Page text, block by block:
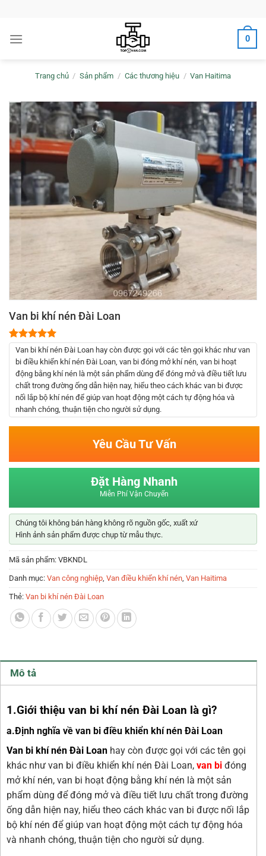
nội
0
Trang chủ / Sản phẩm / Các thương hiệu / Van Haitima
Van bi khí nén Đài Loan
5.00trên 5
dựa trên
đánh giá
Van bi khí nén Đài Loan hay còn được gọi với các tên gọi khác như van
bi điều khiển khí nén Đài Loan, van bi đóng mở khí nén, van bi hoạt
động bằng khí nén là một sản phẩm dùng để đóng mở và điều tiết lưu
chất trong đường ống dẫn hiện nay, hiểu theo cách khác van bi được
nối lắp bộ khí nén để giúp van hoạt động một cách tự động hóa và
nhanh chóng, thuận tiện cho người sử dụng.
Yêu Cầu Tư Vấn
Đặt Hàng Nhanh
Miễn Phí Vận Chuyển
Chúng tôi không bán hàng không rõ nguồn gốc, xuất xứ
Hình ảnh sản phẩm được chụp từ mẫu thực.
Mã sản phẩm: VBKNDL
Danh mục: Van công nghiệp Van điều khiển khí nén Van Haitima
Thẻ: Van bi khí nén Đài Loan
Mô tả
1.Giới thiệu van bi khí nén Đài Loan là gì?
a.Định nghĩa về van bi điều khiển khí nén Đài Loan
Van bi khí nén Đài Loan hay còn được gọi với các tên gọi
khác như van bi điều khiển khí nén Đài Loan, van bi đóng
mở khí nén, van bi hoạt động bằng khí nén là một sản
phẩm dùng để đóng mở và điều tiết lưu chất trong đường
ống dẫn hiện nay, hiểu theo cách khác van bi được nối lắp
bộ khí nén để giúp van hoạt động một cách tự động hóa
và nhanh chóng, thuận tiện cho người sử dụng.